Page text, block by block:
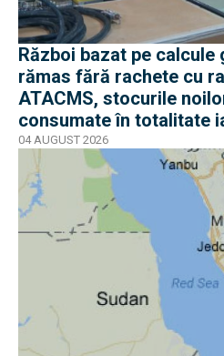
Război bazat pe calcule
rămas fără rachete cu
ATACMS, stocurile
consumate în totalitate
jumătate
04 AUGUST 2026